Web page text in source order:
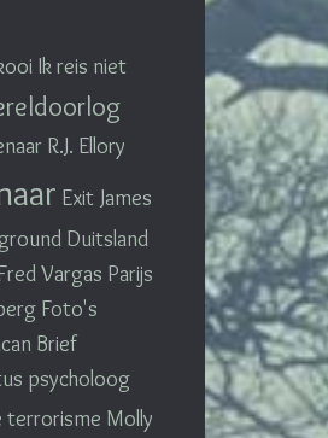
Ik reis niet
R.J. Ellory
Exit James
Duitsland
Vargas Parijs
Foto's
Brief
psycholoog
terrorisme Molly